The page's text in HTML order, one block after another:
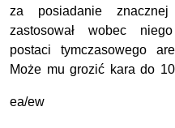
za posiadanie
zastosował wobec
postaci tymczasowego
Może mu grozić kara do
ea/ew